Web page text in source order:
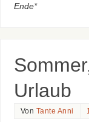
Ende*
Urlaub
Von Tante Anni